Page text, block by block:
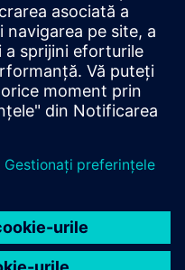
a optimiza
emisiile și a accelera